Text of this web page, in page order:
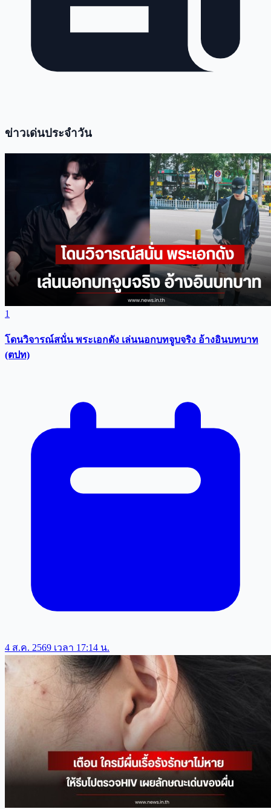
ข่าวเด่นประจำวัน
1
โดนวิจารณ์สนั่น พระเอกดัง เล่นนอกบทจูบจริง อ้างอินบทบาท
(ตปท)
4 ส.ค. 2569 เวลา 17:14 น.